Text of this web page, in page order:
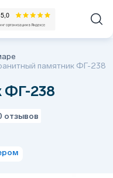
памятник ФГ-238
ФГ-238
отзывов